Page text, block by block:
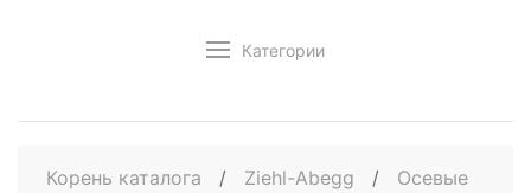
Категории
Корень каталога / Ziehl-Abegg /
Осевые